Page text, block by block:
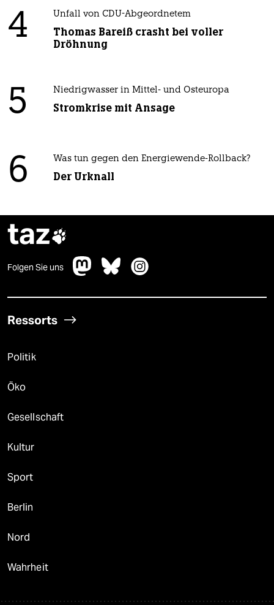
4 Unfall von CDU-Abgeordnetem
Thomas Bareiß crasht bei voller
Dröhnung
5 Niedrigwasser in Mittel- und Osteuropa
Stromkrise mit Ansage
6 Was tun gegen den Energiewende-Rollback?
Der Urknall
taz
Folgen Sie uns
Ressorts
Politik
Öko
Gesellschaft
Kultur
Sport
Berlin
Nord
Wahrheit